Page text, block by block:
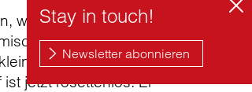
wurden alle
und der
und auch die Maße
jetzt rosettenlos. Er